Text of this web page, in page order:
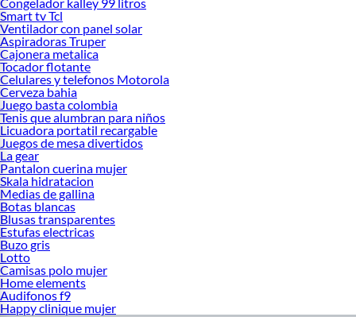
Congelador kalley 99 litros
Smart tv Tcl
Ventilador con panel solar
Aspiradoras Truper
Cajonera metalica
Tocador flotante
Celulares y telefonos Motorola
Cerveza bahia
Juego basta colombia
Tenis que alumbran para niños
Licuadora portatil recargable
Juegos de mesa divertidos
La gear
Pantalon cuerina mujer
Skala hidratacion
Medias de gallina
Botas blancas
Blusas transparentes
Estufas electricas
Buzo gris
Lotto
Camisas polo mujer
Home elements
Audifonos f9
Happy clinique mujer